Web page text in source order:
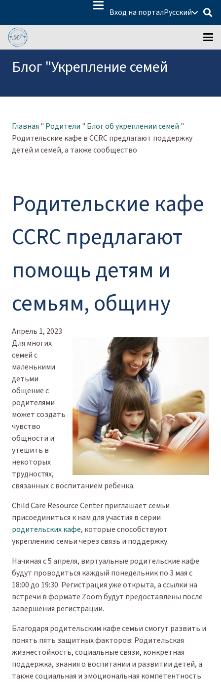
Вход на порталРусский
Блог "Укрепление семей
Главная " Родители " Блог об укреплении семей "
Родительские кафе в CCRC предлагают поддержку
детей и семей, а также сообщество
Родительские кафе
CCRC предлагают
помощь детям и
семьям, общину
Апрель 1, 2023
Для многих
семей с
маленькими
детьми
общение с
родителями
может создать
чувство
общности и
утешить в
некоторых
трудностях,
связанных с воспитанием ребенка.
Child Care Resource Center приглашает семьи
присоединиться к нам для участия в серии
родительских кафе, которые способствуют
укреплению семьи через связь и поддержку.
Начиная с 5 апреля, виртуальные родительские кафе
будут проводиться каждый понедельник по 3 мая с
18:00 до 19:30. Регистрация уже открыта, а ссылки на
встречи в формате Zoom будут предоставлены после
завершения регистрации.
Благодаря родительским кафе семьи смогут развить и
понять пять защитных факторов: Родительская
жизнестойкость, социальные связи, конкретная
поддержка, знания о воспитании и развитии детей, а
также социальная и эмоциональная компетентность